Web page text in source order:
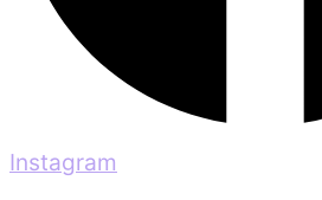
Instagram